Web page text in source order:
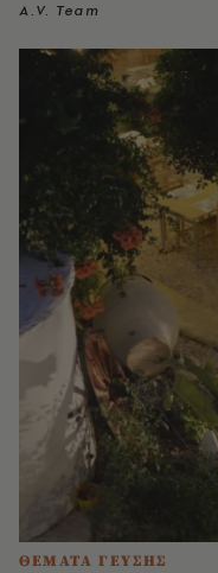
A.V. Team
ΘΕΜΑΤΑ ΓΕΥΣΗΣ